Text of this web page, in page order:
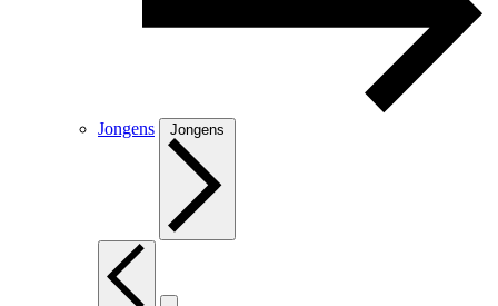
Jongens Jongens